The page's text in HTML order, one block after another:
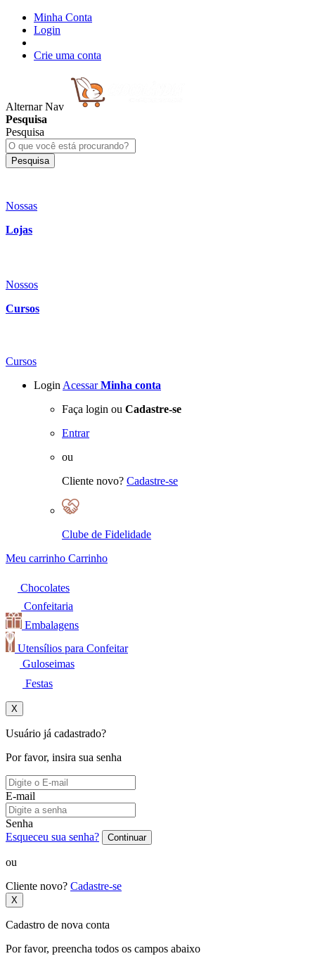
Minha Conta
Login
Crie uma conta
Alternar Nav
Pesquisa
Pesquisa
Pesquisa
Nossas
Lojas
Nossos
Cursos
Cursos
Login Acessar Minha conta
Faça login ou Cadastre-se
Entrar
ou
Cliente novo? Cadastre-se
Clube de Fidelidade
Meu carrinho Carrinho
Chocolates
Confeitaria
Embalagens
Utensílios para Confeitar
Guloseimas
Festas
X
Usuário já cadastrado?
Por favor, insira sua senha
E-mail
Senha
Esqueceu sua senha?
Continuar
ou
Cliente novo? Cadastre-se
X
Cadastro de nova conta
Por favor, preencha todos os campos abaixo